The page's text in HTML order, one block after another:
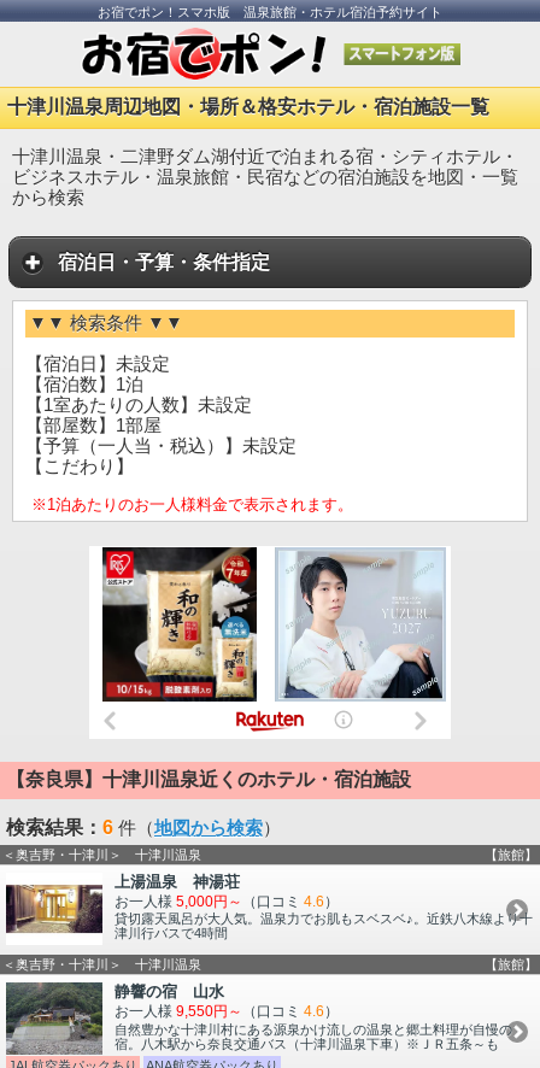
お宿でポン！スマホ版 温泉旅館・ホテル宿泊予約サイト
十津川温泉周辺地図・場所＆格安ホテル・宿泊施設一覧
十津川温泉・二津野ダム湖付近で泊まれる宿・シティホテル・
ビジネスホテル・温泉旅館・民宿などの宿泊施設を地図・一覧
から検索
宿泊日・予算・条件指定
▼▼ 検索条件 ▼▼
【宿泊日】未設定
【宿泊数】1泊
【1室あたりの人数】未設定
【部屋数】1部屋
【予算（一人当・税込）】未設定
【こだわり】
※1泊あたりのお一人様料金で表示されます。
【奈良県】十津川温泉近くのホテル・宿泊施設
検索結果： 6 件（地図から検索）
＜奥吉野・十津川＞ 十津川温泉 【旅館】
上湯温泉 神湯荘
お一人様 5,000円～ （口コミ 4.6 ）
貸切露天風呂が大人気。温泉力でお肌もスベスベ♪。近鉄八木線より十
津川行バスで4時間
＜奥吉野・十津川＞ 十津川温泉 【旅館】
静響の宿 山水
お一人様 9,550円～ （口コミ 4.6 ）
自然豊かな十津川村にある源泉かけ流しの温泉と郷土料理が自慢の
宿。八木駅から奈良交通バス（十津川温泉下車）※ＪＲ五条～も